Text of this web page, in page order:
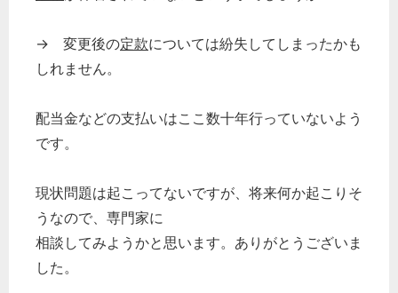
→ 変更後の定款については紛失してしまったかも
しれません。
配当金などの支払いはここ数十年行っていないよう
です。
現状問題は起こってないですが、将来何か起こりそ
うなので、専門家に
相談してみようかと思います。ありがとうございま
した。